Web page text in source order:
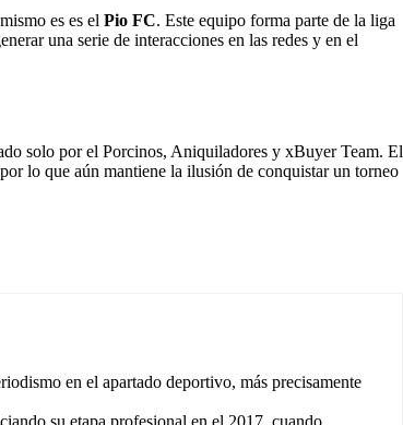
es es el Pio FC. Este equipo forma parte de la liga
una serie de interacciones en las redes y en el
solo por el Porcinos, Aniquiladores y xBuyer Team. El
lo que aún mantiene la ilusión de conquistar un torneo
en el apartado deportivo, más precisamente
su etapa profesional en el 2017, cuando